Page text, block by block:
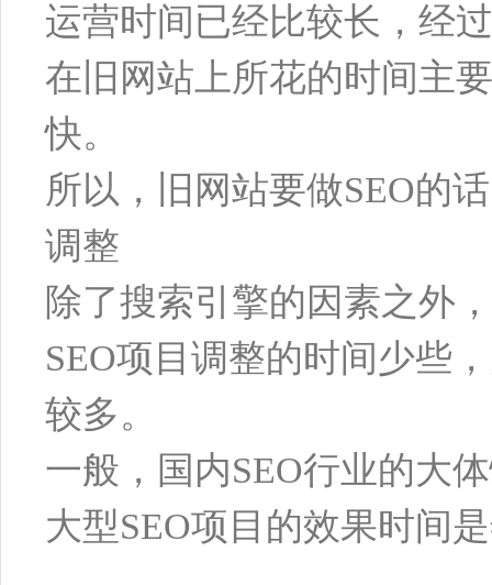
运营时间已经比较长，经
在旧网站上所花的时间主
快。
所以，旧网站要做SEO的
调整
除了搜索引擎的因素之外
SEO项目调整的时间少些
较多。
一般，国内SEO行业的大
大型SEO项目的效果时间